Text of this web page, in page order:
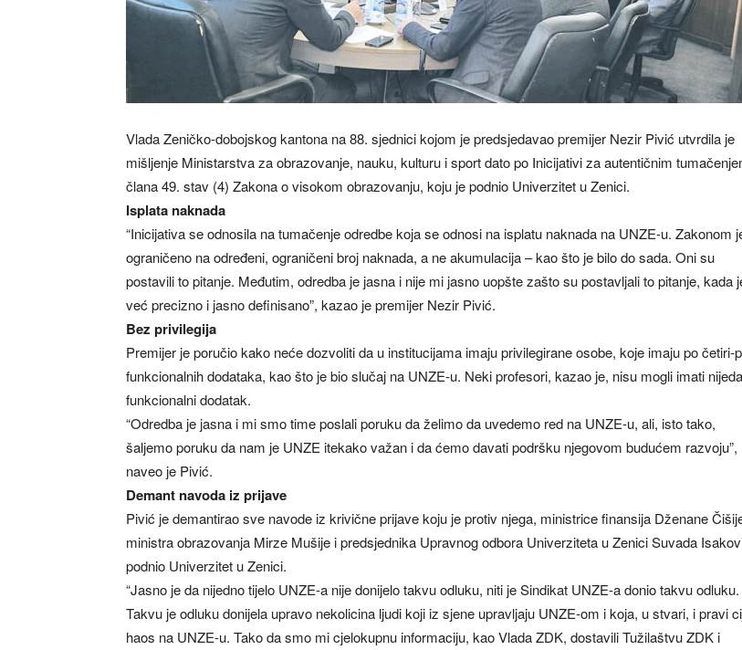
Vlada Zeničko-dobojskog kantona na 88. sjednici kojom je predsjedavao premijer Nezir Pivić utvrdila je
mišljenje Ministarstva za obrazovanje, nauku, kulturu i sport dato po Inicijativi za autentičnim
člana 49. stav (4) Zakona o visokom obrazovanju, koju je podnio Univerzitet u Zenici.
Isplata naknada
“Inicijativa se odnosila na tumačenje odredbe koja se odnosi na isplatu naknada na UNZE-u. Zakonom
ograničeno na određeni, ograničeni broj naknada, a ne akumulacija – kao što je bilo do sada. Oni su
postavili to pitanje. Međutim, odredba je jasna i nije mi jasno uopšte zašto su postavljali to pitanje, kada
već precizno i jasno definisano”, kazao je premijer Nezir Pivić.
Bez privilegija
Premijer je poručio kako neće dozvoliti da u institucijama imaju privilegirane osobe, koje imaju po četiri-
funkcionalnih dodataka, kao što je bio slučaj na UNZE-u. Neki profesori, kazao je, nisu mogli imati
funkcionalni dodatak.
“Odredba je jasna i mi smo time poslali poruku da želimo da uvedemo red na UNZE-u, ali, isto tako,
šaljemo poruku da nam je UNZE itekako važan i da ćemo davati podršku njegovom budućem razvoju”,
naveo je Pivić.
Demant navoda iz prijave
Pivić je demantirao sve navode iz krivične prijave koju je protiv njega, ministrice finansija Dženane
ministra obrazovanja Mirze Mušije i predsjednika Upravnog odbora Univerziteta u Zenici Suvada
podnio Univerzitet u Zenici.
“Jasno je da nijedno tijelo UNZE-a nije donijelo takvu odluku, niti je Sindikat UNZE-a donio takvu odluku.
Takvu je odluku donijela upravo nekolicina ljudi koji iz sjene upravljaju UNZE-om i koja, u stvari, i pravi
haos na UNZE-u. Tako da smo mi cjelokupnu informaciju, kao Vlada ZDK, dostavili Tužilaštvu ZDK i